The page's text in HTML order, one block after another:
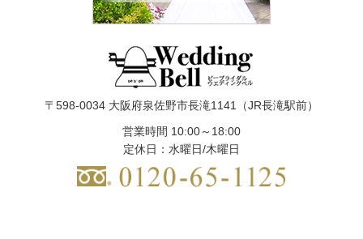
〒598-0034 大阪府泉佐野市長滝1141（JR長滝駅前）
営業時間 10:00～18:00
定休日：水曜日/木曜日